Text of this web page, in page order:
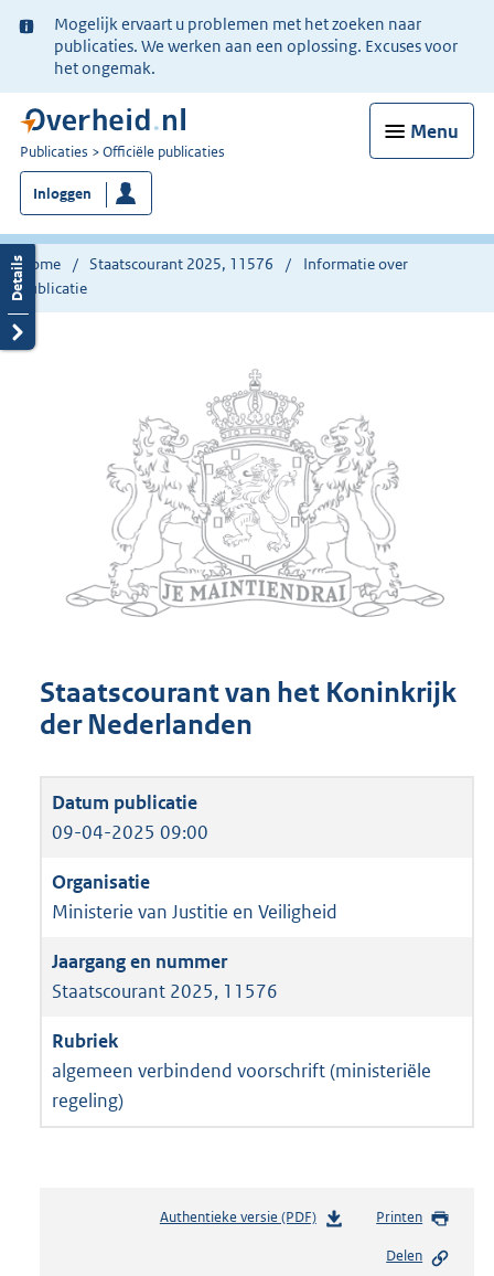
Ter
informatie:
Mogelijk ervaart u problemen met het zoeken naar
publicaties. We werken aan een oplossing. Excuses voor
het ongemak.
Menu
U
bent
nu
hier:
Publicaties Officiële publicaties
Inloggen
Home Staatscourant 2025, 11576
Informatie over
publicatie
Staatscourant van het Koninkrijk
der Nederlanden
09-04-2025 09:00
Ministerie van Justitie en Veiligheid
Staatscourant 2025, 11576
algemeen verbindend voorschrift (ministeriële
regeling)
Authentieke versie (PDF)b
Printen
Delen